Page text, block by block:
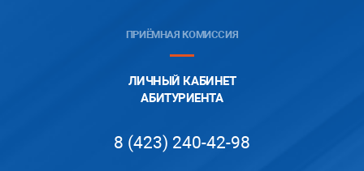
ПРИЁМНАЯ КОМИССИЯ
ЛИЧНЫЙ КАБИНЕТ
АБИТУРИЕНТА
8 (423) 240-42-98